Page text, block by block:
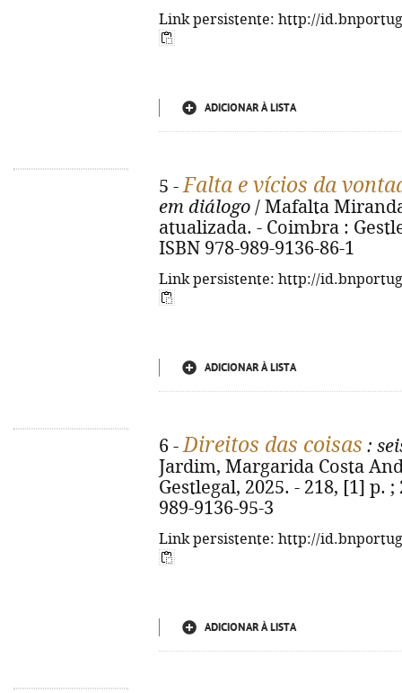
Link persistente: http://
ADICIONAR À LISTA
5 -Falta e vícios da
em diálogo / Mafalta
atualizada. - Coimbra :
ISBN 978-989-9136-86-1
Link persistente: http://
ADICIONAR À LISTA
6 -Direitos das coisas :
Jardim, Margarida Costa
Gestlegal, 2025. - 218, [1] p.
989-9136-95-3
Link persistente: http://
ADICIONAR À LISTA